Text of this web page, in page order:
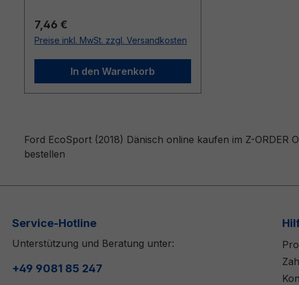
Regulärer Preis:
7,46 €
Preise inkl. MwSt. zzgl. Versandkosten
In den Warenkorb
Ford EcoSport (2018) Dänisch online kaufen im Z-
bestellen
Service-Hotline
Unterstützung und Beratung unter:
+49 9081 85 247